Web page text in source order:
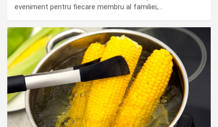
eveniment pentru fiecare membru al familiei,…